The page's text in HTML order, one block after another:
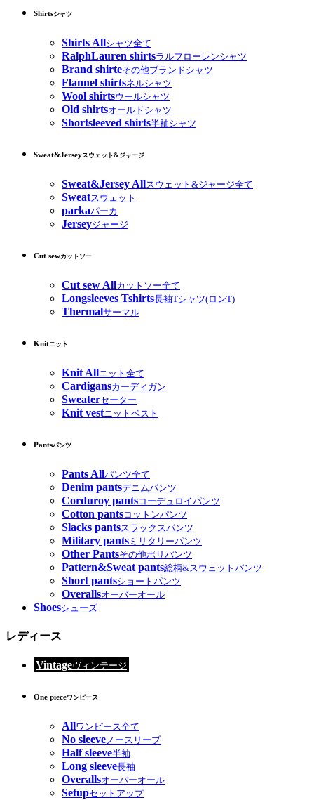
Shirtsシャツ
Shirts Allシャツ全て
RalphLauren shirtsラルフローレンシャツ
Brand shirteその他ブランドシャツ
Flannel shirtsネルシャツ
Wool shirtsウールシャツ
Old shirtsオールドシャツ
Shortsleeved shirts半袖シャツ
Sweat&Jerseyスウェット&ジャージ
Sweat&Jersey Allスウェット&ジャージ全て
Sweatスウェット
parkaパーカ
Jerseyジャージ
Cut sewカットソー
Cut sew Allカットソー全て
Longsleeves Tshirts長袖Tシャツ(ロンT)
Thermalサーマル
Knitニット
Knit Allニット全て
Cardigansカーディガン
Sweaterセーター
Knit vestニットベスト
Pantsパンツ
Pants Allパンツ全て
Denim pantsデニムパンツ
Corduroy pantsコーデュロイパンツ
Cotton pantsコットンパンツ
Slacks pantsスラックスパンツ
Military pants ミリタリーパンツ
Other Pantsその他ポリパンツ
Pattern&Sweat pants総柄&スウェットパンツ
Short pantsショートパンツ
Overallsオーバーオール
Shoesシューズ
レディース
Vintageヴィンテージ
One pieceワンピース
Allワンピース全て
No sleeveノースリーブ
Half sleeve半袖
Long sleeve長袖
Overallsオーバーオール
Setupセットアップ